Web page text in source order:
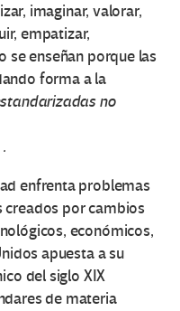
imaginar, valorar,
empatizar,
se enseñan porque las
forma a la
no
.
enfrenta problemas
por cambios
económicos,
apuesta a su
del siglo XIX
de materia